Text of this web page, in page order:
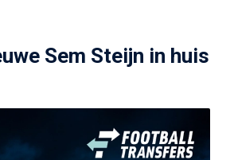
Sem Steijn in huis